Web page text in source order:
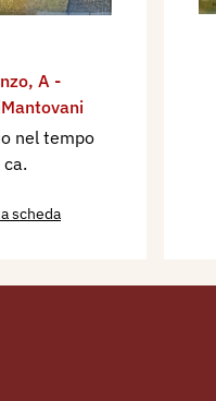
, A -
nel tempo
scheda